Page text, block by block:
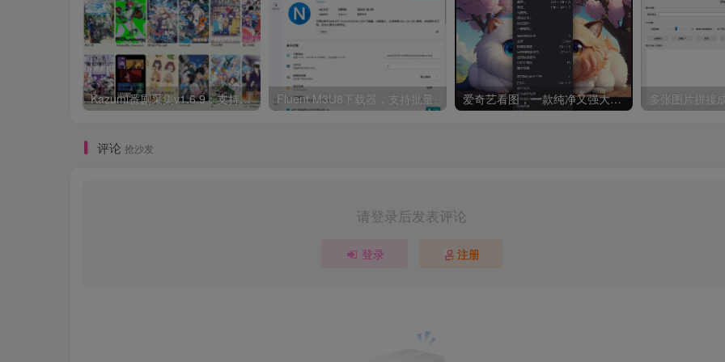
Kazumi番剧采集v1.6.9：支持自定义规则+在线观看+弹幕，跨平台下载 Fluent M3U8下载器，支持批量 爱奇艺看图，一款纯净又强大的看图工具 多张图片拼接
评论 抢沙发
请登录后发表评论
登录 注册